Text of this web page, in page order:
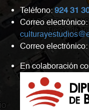
Teléfono: 924 31
Correo electrónico:
Correo electrónico:
En colaboración